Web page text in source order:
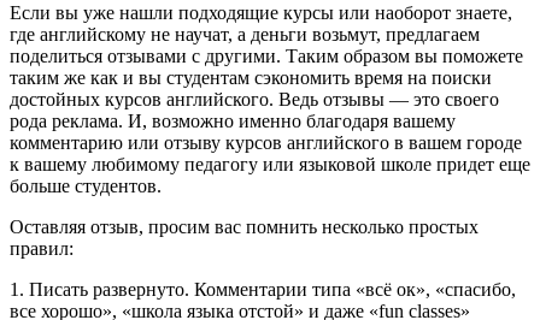
Если вы уже нашли подходящие курсы или наоборот знаете,
где английскому не научат, а деньги возьмут, предлагаем
поделиться отзывами с другими. Таким образом вы поможете
таким же как и вы студентам сэкономить время на поиски
достойных курсов английского. Ведь отзывы — это своего
рода реклама. И, возможно именно благодаря вашему
комментарию или отзыву курсов английского в вашем городе
к вашему любимому педагогу или языковой школе придет еще
больше студентов.
Оставляя отзыв, просим вас помнить несколько простых
правил:
1. Писать развернуто. Комментарии типа «всё ок», «спасибо,
все хорошо», «школа языка отстой» и даже «fun classes»